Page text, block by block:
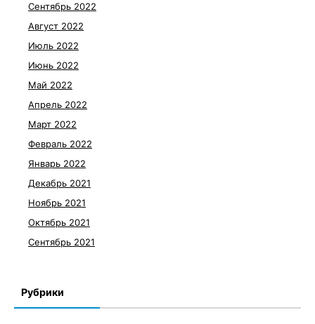
Сентябрь 2022
Август 2022
Июль 2022
Июнь 2022
Май 2022
Апрель 2022
Март 2022
Февраль 2022
Январь 2022
Декабрь 2021
Ноябрь 2021
Октябрь 2021
Сентябрь 2021
Рубрики